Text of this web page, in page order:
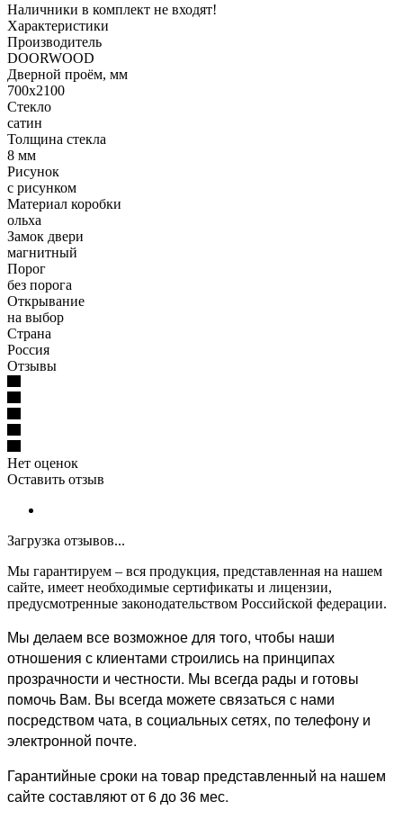
Наличники в комплект не входят!
Характеристики
Производитель
DOORWOOD
Дверной проём, мм
700х2100
Стекло
сатин
Толщина стекла
8 мм
Рисунок
с рисунком
Материал коробки
ольха
Замок двери
магнитный
Порог
без порога
Открывание
на выбор
Страна
Россия
Отзывы
Нет оценок
Оставить отзыв
Загрузка отзывов...
Мы гарантируем – вся продукция, представленная на нашем
сайте, имеет необходимые сертификаты и лицензии,
предусмотренные законодательством Российской федерации.
Мы делаем все возможное для того, чтобы наши
отношения с клиентами строились на принципах
прозрачности и честности. Мы всегда рады и готовы
помочь Вам. Вы всегда можете связаться с нами
посредством чата, в социальных сетях, по телефону и
электронной почте.
Гарантийные сроки на товар представленный на нашем
сайте составляют от 6 до 36 мес.